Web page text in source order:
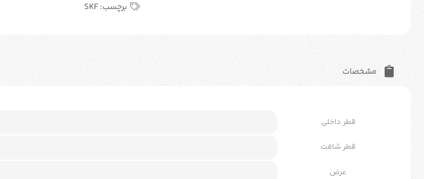
برچسب:SKF
مشخصات
قطر داخلی
قطر شافت
عرض